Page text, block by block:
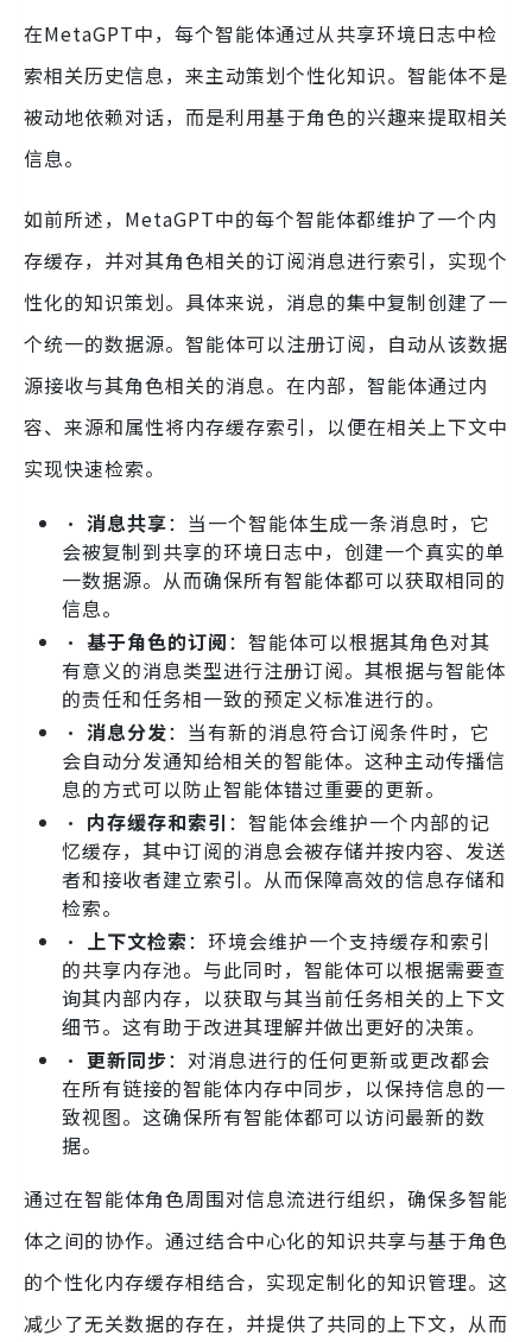
在MetaGPT中，每个智能体通过从共享环境日志中检
索相关历史信息，来主动策划个性化知识。智能体不是
被动地依赖对话，而是利用基于角色的兴趣来提取相关
信息。
如前所述，MetaGPT中的每个智能体都维护了一个内
存缓存，并对其角色相关的订阅消息进行索引，实现个
性化的知识策划。具体来说，消息的集中复制创建了一
个统一的数据源。智能体可以注册订阅，自动从该数据
源接收与其角色相关的消息。在内部，智能体通过内
容、来源和属性将内存缓存索引，以便在相关上下文中
实现快速检索。
• 消息共享：当一个智能体生成一条消息时，它
会被复制到共享的环境日志中，创建一个真实的单
一数据源。从而确保所有智能体都可以获取相同的
信息。
• 基于角色的订阅：智能体可以根据其角色对其
有意义的消息类型进行注册订阅。其根据与智能体
的责任和任务相一致的预定义标准进行的。
• 消息分发：当有新的消息符合订阅条件时，它
会自动分发通知给相关的智能体。这种主动传播信
息的方式可以防止智能体错过重要的更新。
• 内存缓存和索引 ：智能体会维护一个内部的记
忆缓存，其中订阅的消息会被存储并按内容、发送
者和接收者建立索引。从而保障高效的信息存储和
检索。
• 上下文检索：环境会维护一个支持缓存和索引
的共享内存池。与此同时，智能体可以根据需要查
询其内部内存，以获取与其当前任务相关的上下文
细节。这有助于改进其理解并做出更好的决策。
• 更新同步：对消息进行的任何更新或更改都会
在所有链接的智能体内存中同步，以保持信息的一
致视图。这确保所有智能体都可以访问最新的数
据。
通过在智能体角色周围对信息流进行组织，确保多智能
体之间的协作。通过结合中心化的知识共享与基于角色
的个性化内存缓存相结合，实现定制化的知识管理。这
减少了无关数据的存在，并提供了共同的上下文，从而